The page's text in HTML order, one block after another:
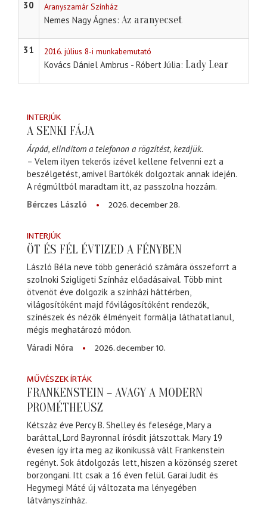
30 Aranyszamár Színház
Nemes Nagy Ágnes Az aranyecset
31 2016. július 8-i munkabemutató
Kovács Dániel Ambrus - Róbert Júlia Lady Lear
INTERJÚK
A SENKI FÁJA
Árpád, elindítom a telefonon a rögzítést, kezdjük.
– Velem ilyen tekerős izével kellene felvenni ezt a
beszélgetést, amivel Bartókék dolgoztak annak idején.
A régmúltból maradtam itt, az passzolna hozzám.
Bérczes László
2026. december 28.
INTERJÚK
ÖT ÉS FÉL ÉVTIZED A FÉNYBEN
László Béla neve több generáció számára összeforrt a
szolnoki Szigligeti Színház előadásaival. Több mint
ötvenöt éve dolgozik a színházi háttérben,
világosítóként majd fővilágosítóként rendezők,
színészek és nézők élményeit formálja láthatatlanul,
mégis meghatározó módon.
Váradi Nóra
2026. december 10.
MŰVÉSZEK ÍRTÁK
FRANKENSTEIN – AVAGY A MODERN
PROMÉTHEUSZ
Kétszáz éve Percy B. Shelley és felesége, Mary a
baráttal, Lord Bayronnal írósdit játszottak. Mary 19
évesen így írta meg az ikonikussá vált Frankenstein
regényt. Sok átdolgozás lett, hiszen a közönség szeret
borzongani. Itt csak a 16 éven felül. Garai Judit és
Hegymegi Máté új változata ma lényegében
látványszínház.